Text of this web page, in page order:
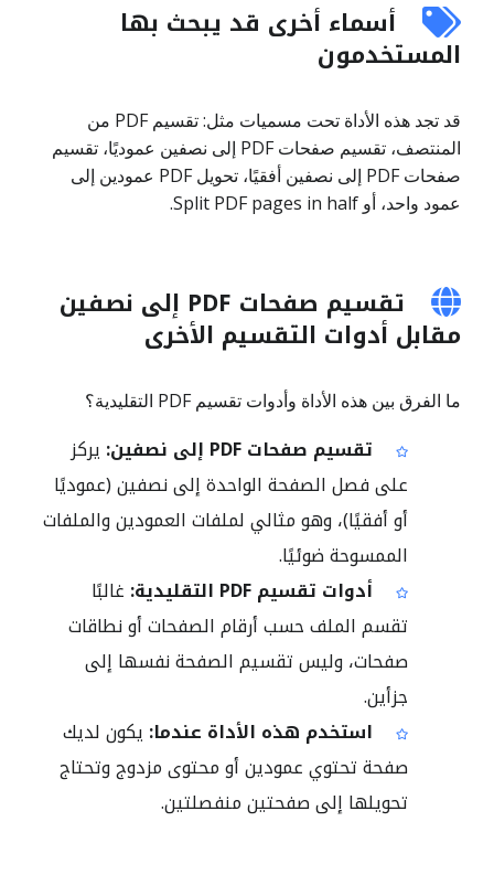
أسماء أخرى قد يبحث بها
المستخدمون
قد تجد هذه الأداة تحت مسميات مثل: تقسيم PDF من
المنتصف، تقسيم صفحات PDF إلى نصفين عموديًا، تقسيم
صفحات PDF إلى نصفين أفقيًا، تحويل PDF عمودين إلى
عمود واحد، أو Split PDF pages in half.
تقسيم صفحات PDF إلى نصفين
مقابل أدوات التقسيم الأخرى
ما الفرق بين هذه الأداة وأدوات تقسيم PDF التقليدية؟
تقسيم صفحات PDF إلى نصفين:
يركز
على فصل الصفحة الواحدة إلى نصفين (عموديًا
أو أفقيًا)، وهو مثالي لملفات العمودين والملفات
الممسوحة ضوئيًا.
أدوات تقسيم PDF التقليدية:
غالبًا
تقسم الملف حسب أرقام الصفحات أو نطاقات
صفحات، وليس تقسيم الصفحة نفسها إلى
جزأين.
استخدم هذه الأداة عندما: يكون لديك
صفحة تحتوي عمودين أو محتوى مزدوج وتحتاج
تحويلها إلى صفحتين منفصلتين.